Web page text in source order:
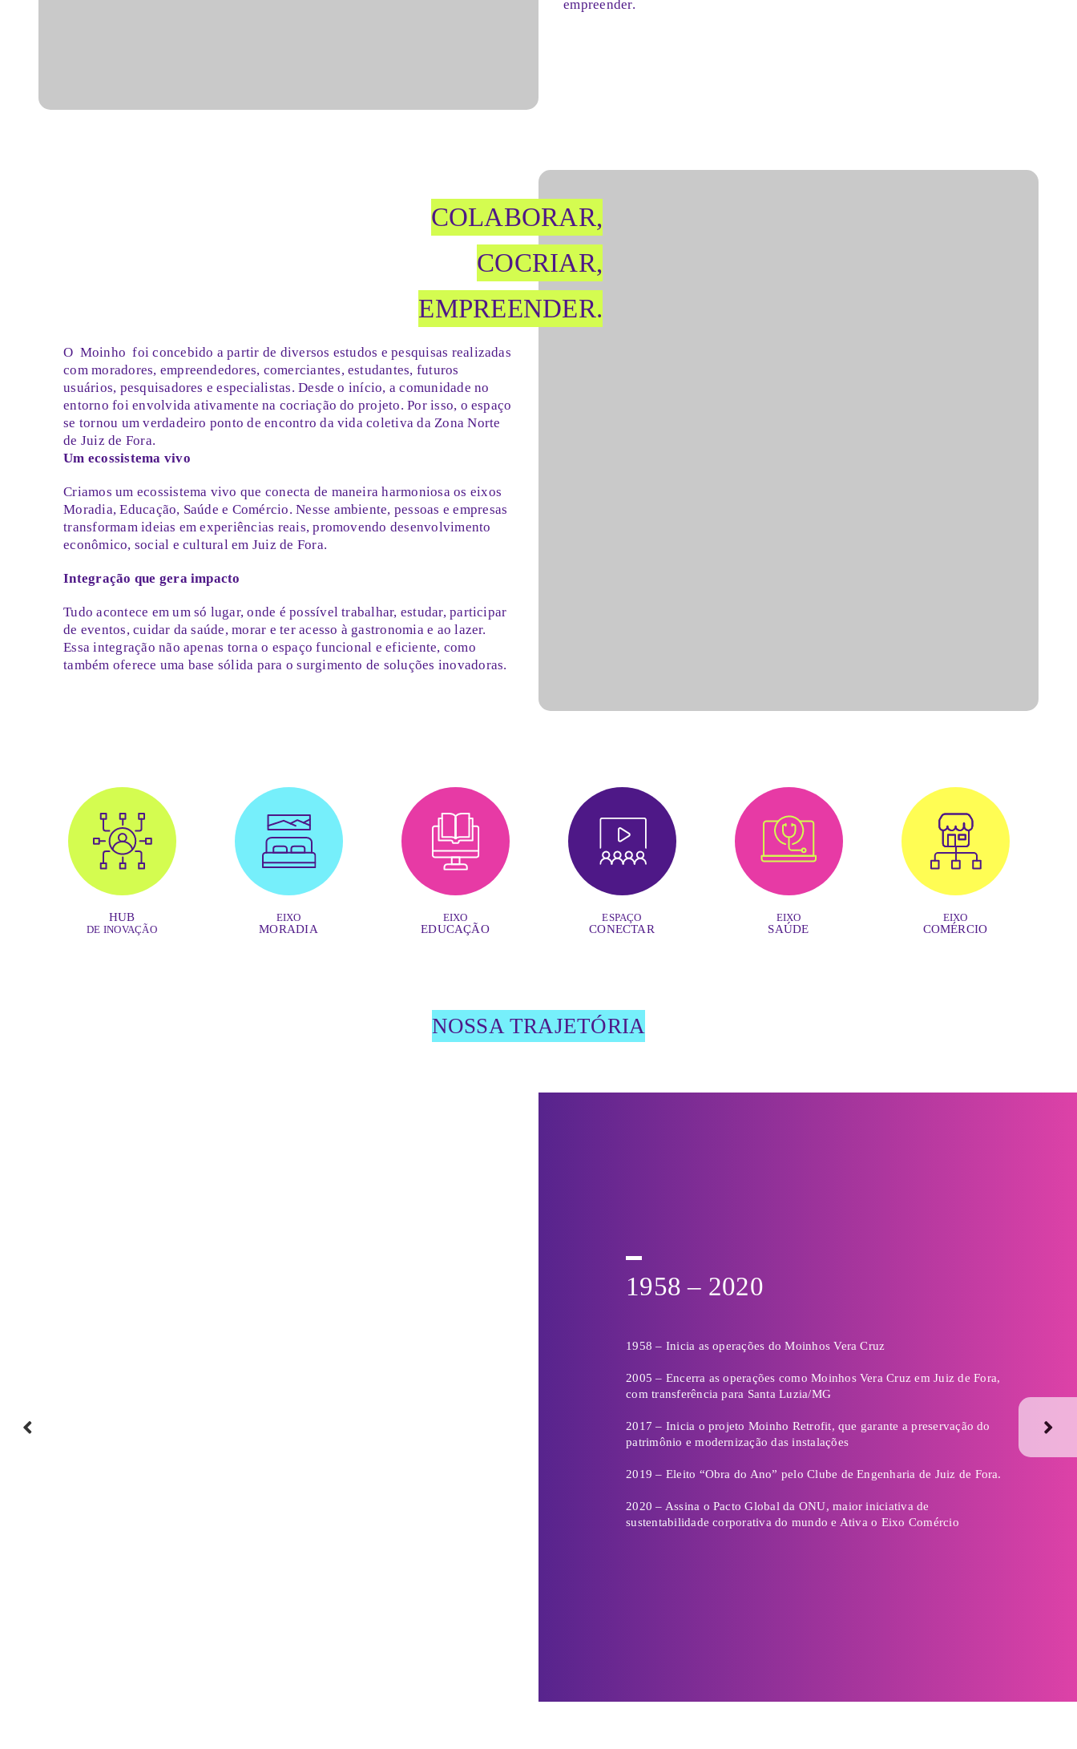
empreender.
COLABORAR,
COCRIAR,
EMPREENDER.
O Moinho foi concebido a partir de diversos estudos e pesquisas realizadas
com moradores, empreendedores, comerciantes, estudantes, futuros
usuários, pesquisadores e especialistas. Desde o início, a comunidade no
entorno foi envolvida ativamente na cocriação do projeto. Por isso, o espaço
se tornou um verdadeiro ponto de encontro da vida coletiva da Zona Norte
de Juiz de Fora.
Um ecossistema vivo
Criamos um ecossistema vivo que conecta de maneira harmoniosa os eixos
Moradia, Educação, Saúde e Comércio. Nesse ambiente, pessoas e empresas
transformam ideias em experiências reais, promovendo desenvolvimento
econômico, social e cultural em Juiz de Fora.
Integração que gera impacto
Tudo acontece em um só lugar, onde é possível trabalhar, estudar, participar
de eventos, cuidar da saúde, morar e ter acesso à gastronomia e ao lazer.
Essa integração não apenas torna o espaço funcional e eficiente, como
também oferece uma base sólida para o surgimento de soluções inovadoras.
HUB
DE INOVAÇÃO
EIXO
MORADIA
EIXO
EDUCAÇÃO
ESPAÇO
CONECTAR
EIXO
SAÚDE
EIXO
COMÉRCIO
NOSSA TRAJETÓRIA
2021
Assina o Protocolo de Intenções para a instalação de um Centro de
Lança a Chamada de Negócios de Impacto
Ativa o Auditório do Espaço Conectar